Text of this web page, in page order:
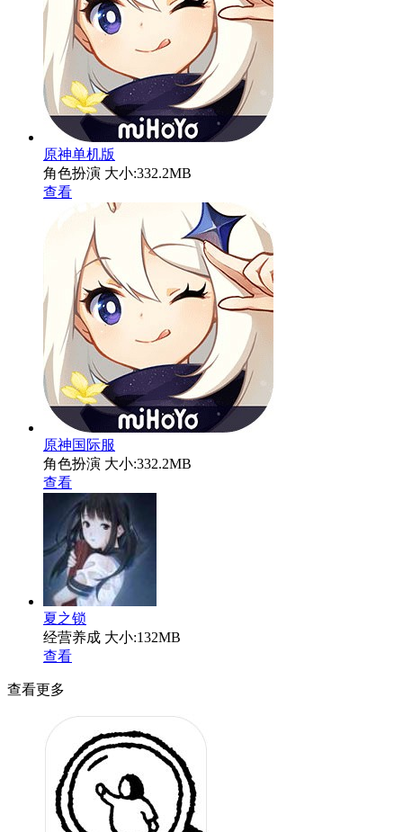
原神单机版
角色扮演 大小:332.2MB
查看
原神国际服
角色扮演 大小:332.2MB
查看
夏之锁
经营养成 大小:132MB
查看
查看更多